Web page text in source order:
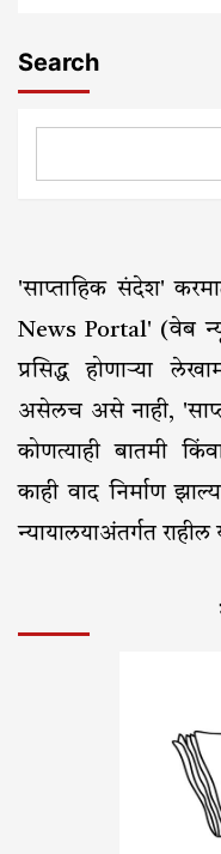
Search
'साप्ताहिक संदेश'
News Portal' (वेब
प्रसिद्ध होणाऱ्या
असेलच असे नाही,
कोणत्याही बातमी
काही वाद निर्माण
न्यायालयाअंतर्गत